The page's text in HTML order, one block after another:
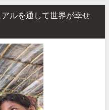
ルを通して世界が幸せ